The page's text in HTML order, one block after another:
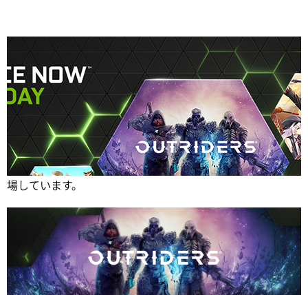
Share
4月も、GeForce NOWに新作および名作のゲームが続々登
場しています。